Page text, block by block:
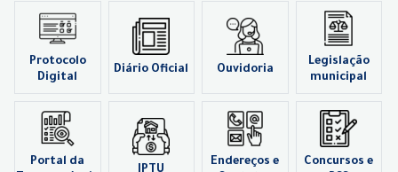
Protocolo
Digital
Diário Oficial Ouvidoria
Legislação
municipal
Portal da
Endereços e
Concursos e